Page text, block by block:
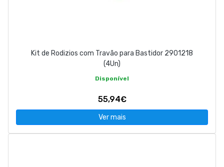
Kit de Rodizios com Travão para Bastidor 2901218
(4Un)
Disponível
55,94€
Ver mais